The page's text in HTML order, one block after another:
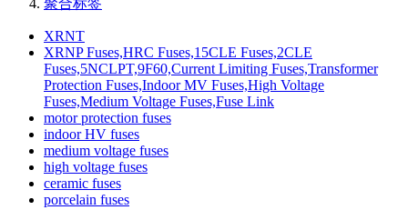
聚合标签
XRNT
XRNP Fuses,HRC Fuses,15CLE Fuses,2CLE
Fuses,5NCLPT,9F60,Current Limiting Fuses,Transformer
Protection Fuses,Indoor MV Fuses,High Voltage
Fuses,Medium Voltage Fuses,Fuse Link
motor protection fuses
indoor HV fuses
medium voltage fuses
high voltage fuses
ceramic fuses
porcelain fuses